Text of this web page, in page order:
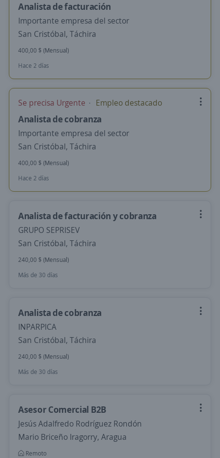
Analista de facturación
Importante empresa del sector
San Cristóbal, Táchira
400,00 $ (Mensual)
Hace 2 días
Se precisa Urgente Empleo destacado
Analista de cobranza
Importante empresa del sector
San Cristóbal, Táchira
400,00 $ (Mensual)
Hace 2 días
Analista de facturación y cobranza
GRUPO SEPRISEV
San Cristóbal, Táchira
240,00 $ (Mensual)
Más de 30 días
Analista de cobranza
INPARPICA
San Cristóbal, Táchira
240,00 $ (Mensual)
Más de 30 días
Asesor Comercial B2B
Jesús Adalfredo Rodríguez Rondón
Mario Briceño Iragorry, Aragua
Remoto